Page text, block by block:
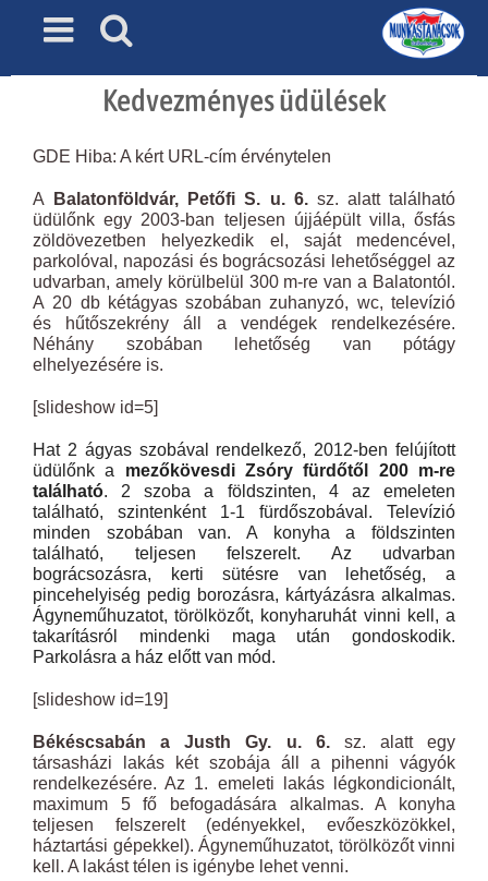
Kedvezményes üdülések
GDE Hiba: A kért URL-cím érvénytelen
A Balatonföldvár, Petőfi S. u. 6.sz. alatt található
üdülőnk egy 2003-ban teljesen újjáépült villa, ősfás
zöldövezetben helyezkedik el, saját medencével,
parkolóval, napozási és bográcsozási lehetőséggel az
udvarban, amely körülbelül 300 m-re van a Balatontól.
A 20 db kétágyas szobában zuhanyzó, wc, televízió
és hűtőszekrény áll a vendégek rendelkezésére.
Néhány szobában lehetőség van pótágy
elhelyezésére is.
[slideshow id=5]
Hat 2 ágyas szobával rendelkező, 2012-ben felújított
üdülőnk a mezőkövesdi Zsóry fürdőtől 200 m-re
található. 2 szoba a földszinten, 4 az emeleten
található, szintenként 1-1 fürdőszobával. Televízió
minden szobában van. A konyha a földszinten
található, teljesen felszerelt. Az udvarban
bográcsozásra, kerti sütésre van lehetőség, a
pincehelyiség pedig borozásra, kártyázásra alkalmas.
Ágyneműhuzatot, törölközőt, konyharuhát vinni kell, a
takarításról mindenki maga után gondoskodik.
Parkolásra a ház előtt van mód.
[slideshow id=19]
Békéscsabán a Justh Gy. u. 6. sz. alatt egy
társasházi lakás két szobája áll a pihenni vágyók
rendelkezésére. Az 1. emeleti lakás légkondicionált,
maximum 5 fő befogadására alkalmas. A konyha
teljesen felszerelt (edényekkel, evőeszközökkel,
háztartási gépekkel). Ágyneműhuzatot, törölközőt vinni
kell. A lakást télen is igénybe lehet venni.